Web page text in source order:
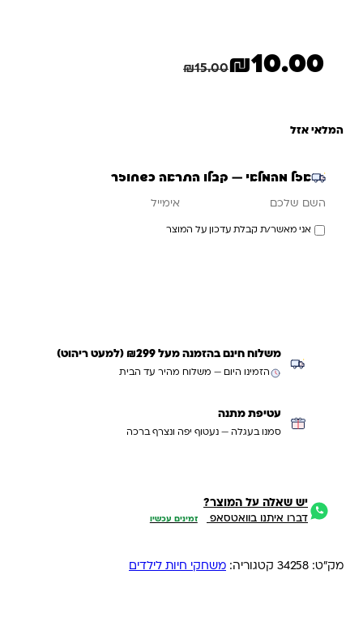
₪15.00
המחיר המקורי היה: ₪15.00.
₪10.00
המחיר הנוכחי הוא: ₪10.00.
המלאי אזל
אזל מהמלאי — קבלו התראה כשחוזר
אני מאשר/ת קבלת עדכון על המוצר
משלוח חינם בהזמנה מעל ₪299 (למעט ריהוט)
הזמינו היום — משלוח מהיר עד הבית
עטיפת מתנה
סמנו בעגלה — נעטוף יפה ונצרף ברכה
יש שאלה על המוצר?
דברו איתנו בוואטסאפ זמינים עכשיו
מק"ט: 34258 קטגוריה: משחקי חיות לילדים